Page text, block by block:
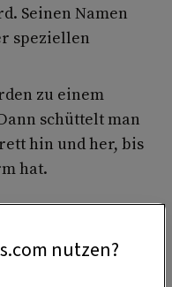
Seinen Namen
speziellen
zu ei­nem
schüt­telt man
hin und her, bis
hat.
nutzen?